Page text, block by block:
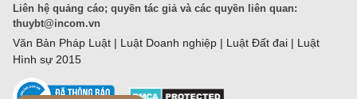
Liên hệ quảng cáo; quyền tác giả và các quyền liên quan:
thuybt@incom.vn
Văn Bản Pháp Luật | Luật Doanh nghiệp | Luật Đất đai | Luật
Hình sự 2015